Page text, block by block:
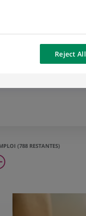
(788 RESTANTES)
Reject All